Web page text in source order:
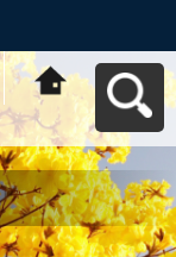
とよた市民活動
情報サイトへ戻
る